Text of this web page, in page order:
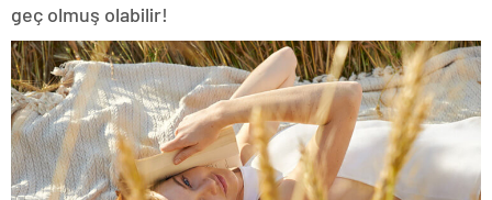
geç olmuş olabilir!